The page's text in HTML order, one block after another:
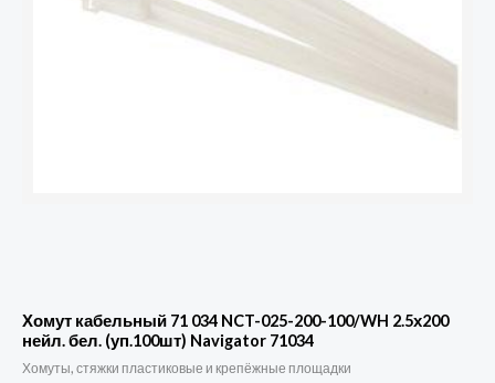
Хомут кабельный 71 034 NCT-025-200-100/WH 2.5х200
нейл. бел. (уп.100шт) Navigator 71034
Хомуты, стяжки пластиковые и крепёжные площадки